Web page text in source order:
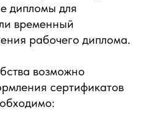
дипломы для
временный
рабочего диплома.
возможно
сертификатов